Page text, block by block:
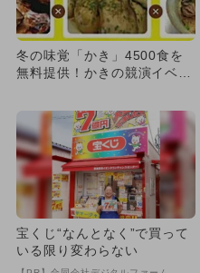
冬の味覚「かき」4500食を
無料提供！かきの競演イベン
宝くじ“なんとなく”で買って
いる限り変わらない